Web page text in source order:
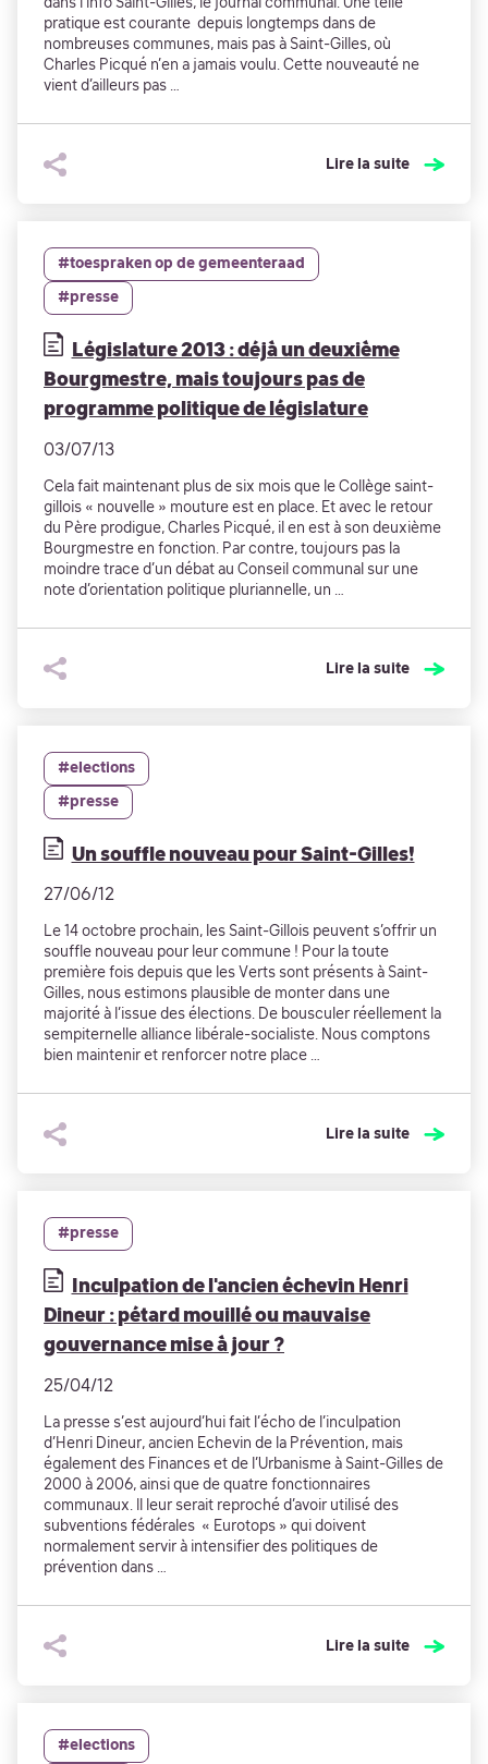
dans l’Info Saint-Gilles, le journal communal. Une telle
pratique est courante depuis longtemps dans de
nombreuses communes, mais pas à Saint-Gilles, où
Charles Picqué n’en a jamais voulu. Cette nouveauté ne
vient d’ailleurs pas …
Lire la suite
#toespraken op de gemeenteraad
#presse
Législature 2013 : déjà un deuxième
Bourgmestre, mais toujours pas de
programme politique de législature
03/07/13
Cela fait maintenant plus de six mois que le Collège saint-
gillois « nouvelle » mouture est en place. Et avec le retour
du Père prodigue, Charles Picqué, il en est à son deuxième
Bourgmestre en fonction. Par contre, toujours pas la
moindre trace d’un débat au Conseil communal sur une
note d’orientation politique pluriannelle, un …
Lire la suite
#elections
#presse
Un souffle nouveau pour Saint-Gilles!
27/06/12
Le 14 octobre prochain, les Saint-Gillois peuvent s’offrir un
souffle nouveau pour leur commune ! Pour la toute
première fois depuis que les Verts sont présents à Saint-
Gilles, nous estimons plausible de monter dans une
majorité à l’issue des élections. De bousculer réellement la
sempiternelle alliance libérale-socialiste. Nous comptons
bien maintenir et renforcer notre place …
Lire la suite
#presse
Inculpation de l'ancien échevin Henri
Dineur : pétard mouillé ou mauvaise
gouvernance mise à jour ?
25/04/12
La presse s’est aujourd’hui fait l’écho de l’inculpation
d’Henri Dineur, ancien Echevin de la Prévention, mais
également des Finances et de l’Urbanisme à Saint-Gilles de
2000 à 2006, ainsi que de quatre fonctionnaires
communaux. Il leur serait reproché d’avoir utilisé des
subventions fédérales « Eurotops » qui doivent
normalement servir à intensifier des politiques de
prévention dans …
Lire la suite
#elections